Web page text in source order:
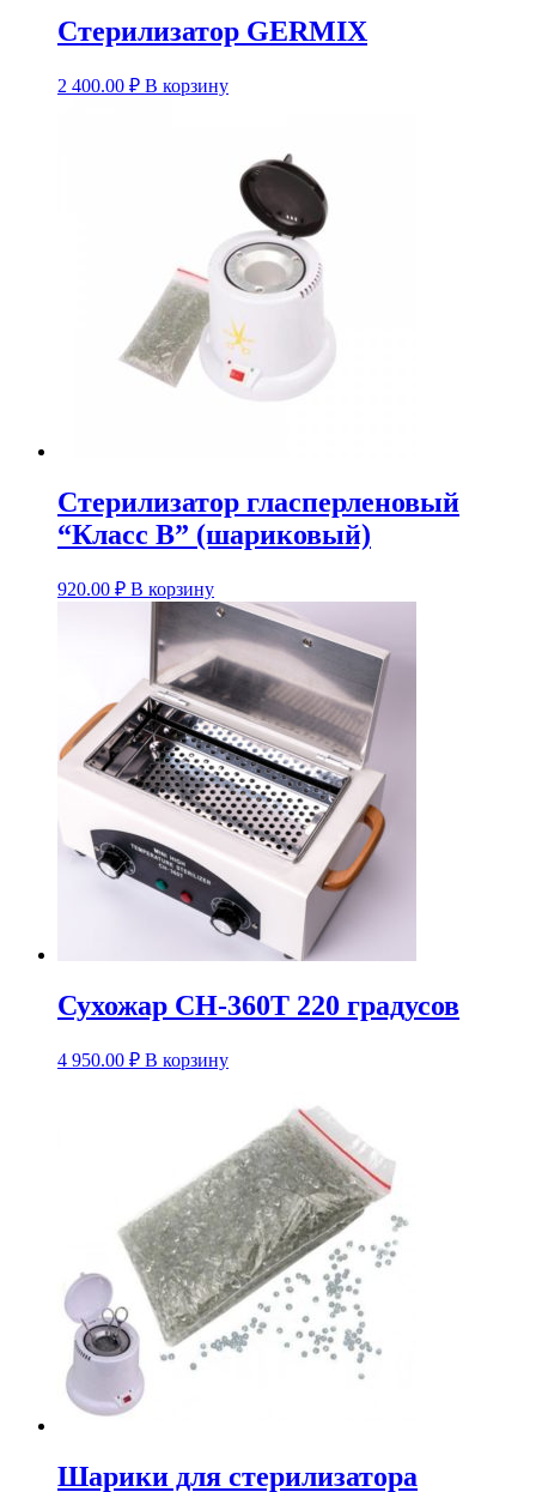
Стерилизатор GERMIX
2 400.00 ₽ В корзину
Стерилизатор гласперленовый
“Класс В” (шариковый)
920.00 ₽ В корзину
Сухожар СН-360Т 220 градусов
4 950.00 ₽ В корзину
Шарики для стерилизатора